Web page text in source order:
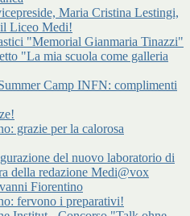
Maria Cristina Lestingi,
Liceo Medi!
"Memorial Gianmaria Tinazzi"
"La mia scuola come galleria
Camp INFN: complimenti
grazie per la calorosa
del nuovo laboratorio di
della redazione Medi@vox
Fiorentino
fervono i preparativi!